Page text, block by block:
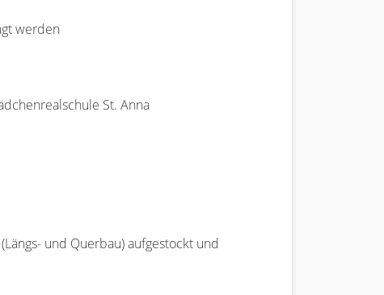
werden
St. Anna
und Querbau) aufgestockt und